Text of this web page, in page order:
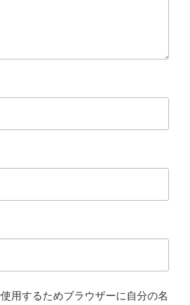
用するためブラウザーに自分の名